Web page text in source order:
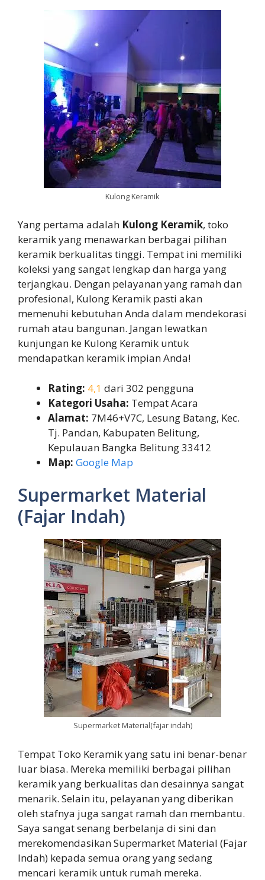
Kulong Keramik
Yang pertama adalah Kulong Keramik, toko
keramik yang menawarkan berbagai pilihan
keramik berkualitas tinggi. Tempat ini memiliki
koleksi yang sangat lengkap dan harga yang
terjangkau. Dengan pelayanan yang ramah dan
profesional, Kulong Keramik pasti akan
memenuhi kebutuhan Anda dalam mendekorasi
rumah atau bangunan. Jangan lewatkan
kunjungan ke Kulong Keramik untuk
mendapatkan keramik impian Anda!
Rating: 4,1 dari 302 pengguna
Kategori Usaha: Tempat Acara
Alamat: 7M46+V7C, Lesung Batang, Kec.
Tj. Pandan, Kabupaten Belitung,
Kepulauan Bangka Belitung 33412
Map: Google Map
Supermarket Material
(Fajar Indah)
Supermarket Material(fajar indah)
Tempat Toko Keramik yang satu ini benar-benar
luar biasa. Mereka memiliki berbagai pilihan
keramik yang berkualitas dan desainnya sangat
menarik. Selain itu, pelayanan yang diberikan
oleh stafnya juga sangat ramah dan membantu.
Saya sangat senang berbelanja di sini dan
merekomendasikan Supermarket Material (Fajar
Indah) kepada semua orang yang sedang
mencari keramik untuk rumah mereka.